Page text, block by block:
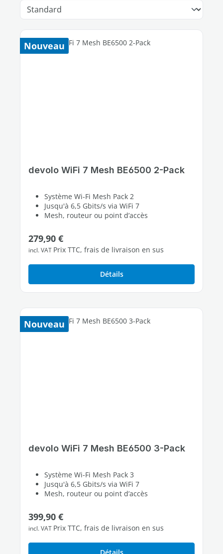
Nouveau
devolo WiFi 7 Mesh BE6500 2-Pack
Système Wi-Fi Mesh Pack 2
Jusqu'à 6,5 Gbits/s via WiFi 7
Mesh, routeur ou point d’accès
Prix régulier :
279,90 €
incl. VAT Prix TTC, frais de livraison en sus
Détails
Nouveau
devolo WiFi 7 Mesh BE6500 3-Pack
Système Wi-Fi Mesh Pack 3
Jusqu'à 6,5 Gbits/s via WiFi 7
Mesh, routeur ou point d’accès
Prix régulier :
399,90 €
incl. VAT Prix TTC, frais de livraison en sus